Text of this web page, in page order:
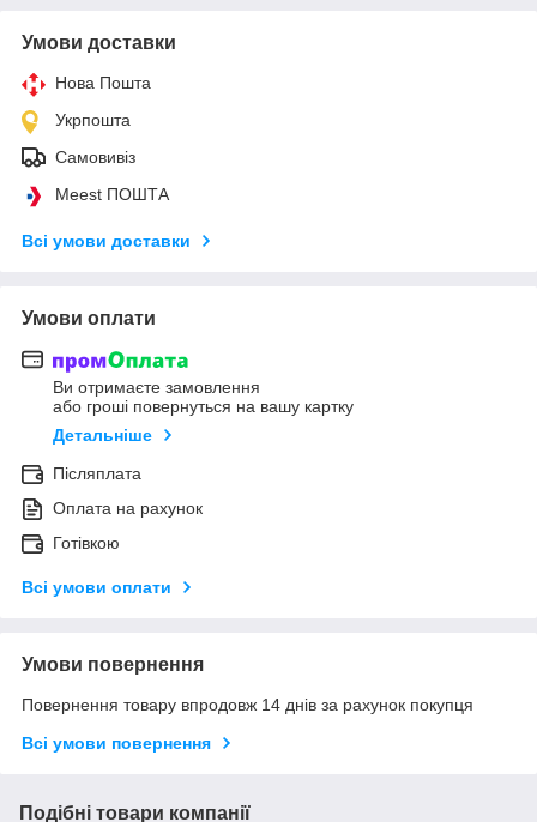
Умови доставки
Нова Пошта
Укрпошта
Самовивіз
Meest ПОШТА
Всі умови доставки
Умови оплати
Ви отримаєте замовлення
або гроші повернуться на вашу картку
Детальніше
Післяплата
Оплата на рахунок
Готівкою
Всі умови оплати
Умови повернення
Повернення товару впродовж 14 днів за рахунок покупця
Всі умови повернення
Подібні товари компанії